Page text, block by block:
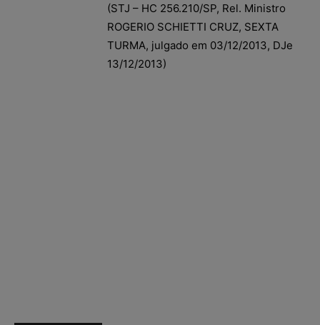
(STJ – HC 256.210/SP, Rel. Ministro
ROGERIO SCHIETTI CRUZ, SEXTA
TURMA, julgado em 03/12/2013, DJe
13/12/2013)